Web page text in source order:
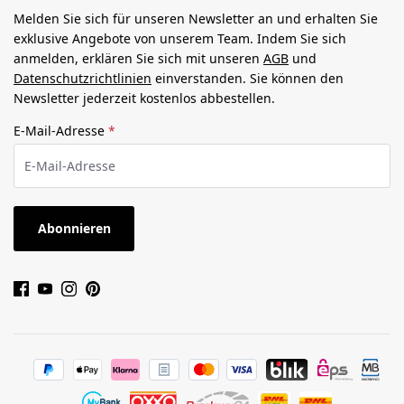
Melden Sie sich für unseren Newsletter an und erhalten Sie
exklusive Angebote von unserem Team. Indem Sie sich
anmelden, erklären Sie sich mit unseren AGB und
Datenschutzrichtlinien einverstanden. Sie können den
Newsletter jederzeit kostenlos abbestellen.
E-Mail-Adresse *
Abonnieren